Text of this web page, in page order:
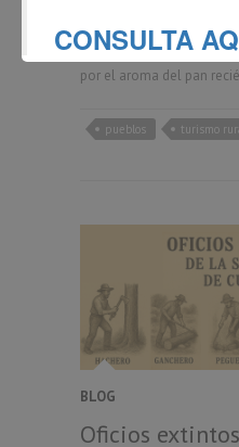
tiempo transcurre de otra
miden por el sonido de
por el aroma del pan
pueblos turismo
BLOG
Oficios